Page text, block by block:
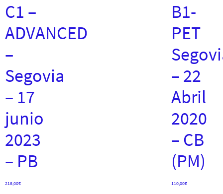
C1 –
ADVANCED
–
Segovia
– 17
junio
2023
– PB
218,00€
B1-
PET
– 22
Abril
2020
– CB
(PM)
110,00€